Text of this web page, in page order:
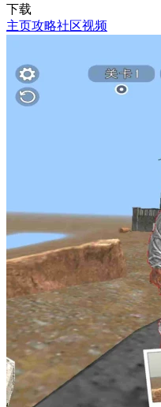
下载
主页攻略社区视频